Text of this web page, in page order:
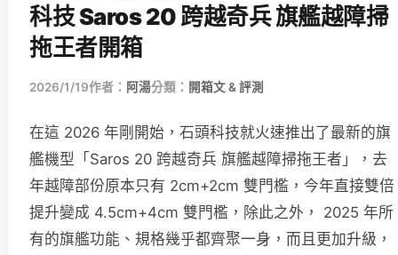
科技 Saros 20 跨越奇兵 旗艦越障掃
拖王者開箱
2026/1/19作者： 阿湯分類： 開箱文 & 評測
在這 2026 年剛開始，石頭科技就火速推出了最新的旗
艦機型「Saros 20 跨越奇兵 旗艦越障掃拖王者」，去
年越障部份原本只有 2cm+2cm 雙門檻，今年直接雙倍
提升變成 4.5cm+4cm 雙門檻，除此之外， 2025 年所
有的旗艦功能、規格幾乎都齊聚一身，而且更加升級，